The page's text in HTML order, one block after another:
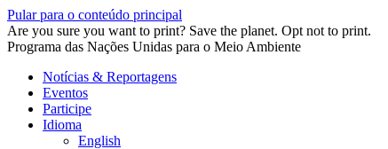
Pular para o conteúdo principal
Are you sure you want to print? Save the planet. Opt not to print.
Programa das Nações Unidas para o Meio Ambiente
Notícias & Reportagens
Eventos
Participe
Idioma
English